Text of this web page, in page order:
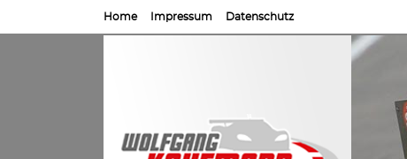
Home Impressum Datenschutz